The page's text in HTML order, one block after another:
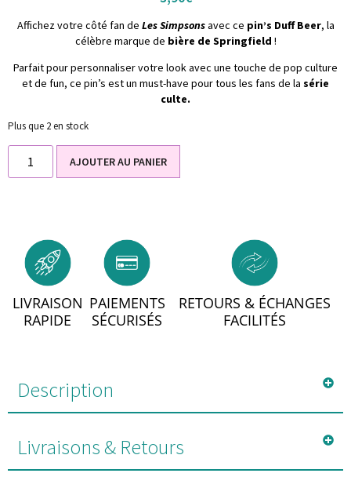
Affichez votre côté fan de Les Simpsonsavec ce pin’s Duff Beer, la
célèbre marque de bière de Springfield !
Parfait pour personnaliser votre look avec une touche de pop culture
et de fun, ce pin’s est un must-have pour tous les fans de la série
culte.
Plus que 2 en stock
AJOUTER AU PANIER
LIVRAISON
RAPIDE
PAIEMENTS
SÉCURISÉS
RETOURS & ÉCHANGES
FACILITÉS
Description
Livraisons & Retours